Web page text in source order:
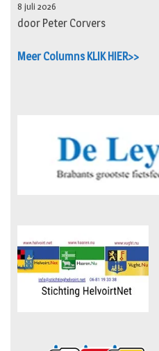
8 juli 2026
door Peter Corvers
Meer Columns KLIK HIER>>